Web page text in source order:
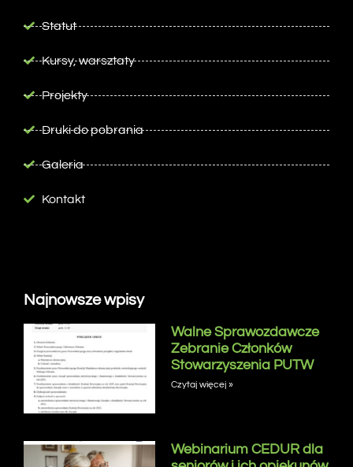
Statut
Kursy, warsztaty
Projekty
Druki do pobrania
Galeria
Kontakt
Najnowsze wpisy
Walne Sprawozdawcze
Zebranie Członków
Stowarzyszenia PUTW
Czytaj więcej »
Webinarium CEDUR dla